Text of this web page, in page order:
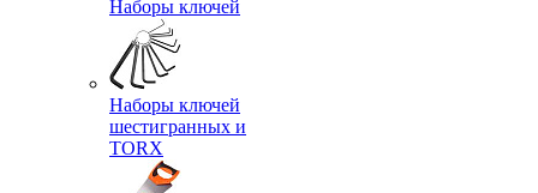
Наборы ключей
Наборы ключей
шестигранных и
TORX